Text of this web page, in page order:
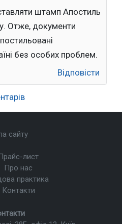
штамп Апостиль
Отже, документи
без особих проблем.
Відповісти
лист
Про нас
практика
Контакти
сайту